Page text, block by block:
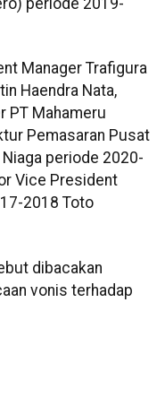
Manager Trafigura
Haendra Nata,
PT Mahameru
Pemasaran Pusat
periode 2020-
Vice President
2018 Toto
dibacakan
vonis terhadap